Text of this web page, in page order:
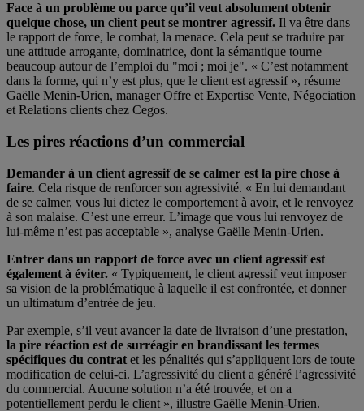
Face à un problème ou parce qu’il veut absolument obtenir
quelque chose, un client peut se montrer agressif. Il va être dans
le rapport de force, le combat, la menace. Cela peut se traduire par
une attitude arrogante, dominatrice, dont la sémantique tourne
beaucoup autour de l’emploi du "moi ; moi je". « C’est notamment
dans la forme, qui n’y est plus, que le client est agressif », résume
Gaëlle Menin-Urien, manager Offre et Expertise Vente, Négociation
et Relations clients chez Cegos.
Les pires réactions d’un commercial
Demander à un client agressif de se calmer est la pire chose à
faire. Cela risque de renforcer son agressivité. « En lui demandant
de se calmer, vous lui dictez le comportement à avoir, et le renvoyez
à son malaise. C’est une erreur. L’image que vous lui renvoyez de
lui-même n’est pas acceptable », analyse Gaëlle Menin-Urien.
Entrer dans un rapport de force avec un client agressif est
également à éviter. « Typiquement, le client agressif veut imposer
sa vision de la problématique à laquelle il est confrontée, et donner
un ultimatum d’entrée de jeu.
Par exemple, s’il veut avancer la date de livraison d’une prestation,
la pire réaction est de surréagir en brandissant les termes
spécifiques du contrat et les pénalités qui s’appliquent lors de toute
modification de celui-ci. L’agressivité du client a généré l’agressivité
du commercial. Aucune solution n’a été trouvée, et on a
potentiellement perdu le client », illustre Gaëlle Menin-Urien.